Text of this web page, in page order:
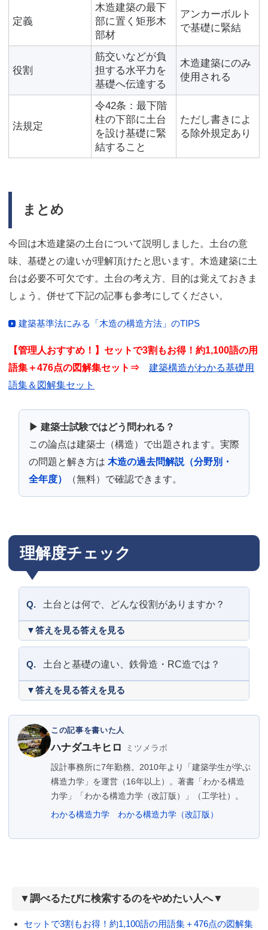
定義
木造建築の最下
部に置く矩形木
部材
アンカーボルト
で基礎に緊結
役割
筋交いなどが負
担する水平力を
基礎へ伝達する
木造建築にのみ
使用される
法規定
令42条：最下階
柱の下部に土台
を設け基礎に緊
結すること
ただし書きによ
る除外規定あり
まとめ
今回は木造建築の土台について説明しました。土台の意
味、基礎との違いが理解頂けたと思います。木造建築に土
台は必要不可欠です。土台の考え方、目的は覚えておきま
しょう。併せて下記の記事も参考にしてください。
建築基準法にみる「木造の構造方法」のTIPS
【管理人おすすめ！】セットで3割もお得！約1,100語の用
語集＋476点の図解集セット⇒ 建築構造がわかる基礎用
語集＆図解集セット
▶ 建築士試験ではどう問われる？
この論点は建築士（構造）で出題されます。実際
の問題と解き方は 木造の過去問解説（分野別・
全年度）
（無料）で確認できます。
理解度チェック
Q. 土台とは何で、どんな役割がありますか？
答えを見る
Q. 土台と基礎の違い、鉄骨造・RC造では？
答えを見る
この記事を書いた人
ハナダユキヒロ
ミツメラボ
設計事務所に7年勤務。2010年より「建築学生が学ぶ
構造力学」を運営（16年以上）。著書「わかる構造
力学」「わかる構造力学（改訂版）」（工学社）。
わかる構造力学
わかる構造力学（改訂版）
▼調べるたびに検索するのをやめたい人へ▼
セットで3割もお得！約1,100語の用語集＋476点の図解集